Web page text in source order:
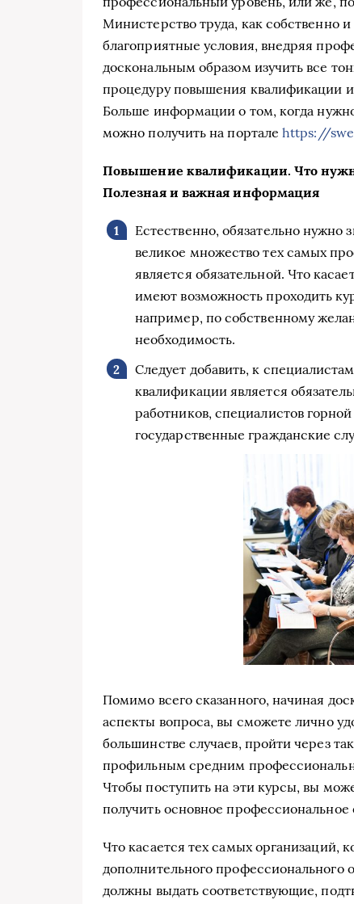
Министерство труда, как собственно
благоприятные условия, внедряя
доскональным образом изучить все
процедуру повышения квалификации
Больше информации о том, когда
можно получить на порталеhttps://
Повышение квалификации. Что
Полезная и важная информация
Естественно, обязательно нужно
великое множество тех самых
является обязательной. Что
имеют возможность проходить
например, по собственному
необходимость.
Следует добавить, к
квалификации является
работников, специалистов
государственные гражданские
Помимо всего сказанного, начиная
аспекты вопроса, вы сможете лично
большинстве случаев, пройти через
профильным средним
Чтобы поступить на эти курсы, вы
получить основное профессиональное
Что касается тех самых организаций,
дополнительного профессионального
должны выдать соответствующие,